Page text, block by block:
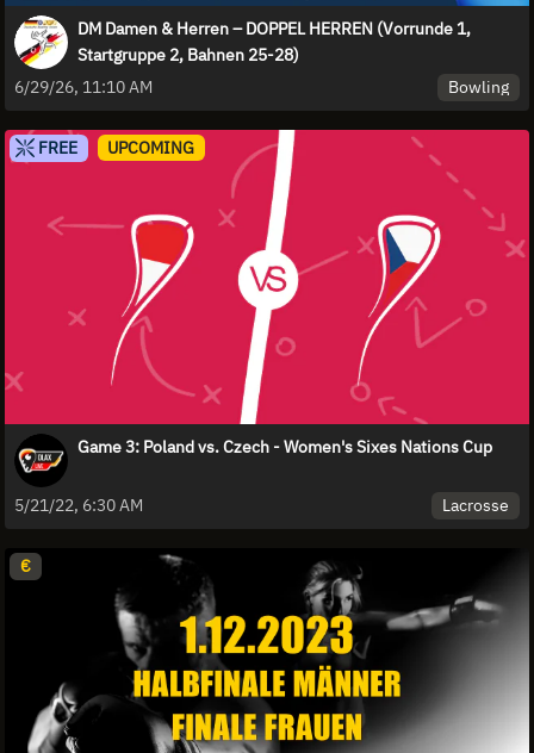
DM Damen & Herren – DOPPEL HERREN (Vorrunde 1,
Startgruppe 2, Bahnen 25-28)
6/29/26, 11:10 AM
Bowling
FREE UPCOMING
Game 3: Poland vs. Czech - Women's Sixes Nations Cup
5/21/22, 6:30 AM Lacrosse
€